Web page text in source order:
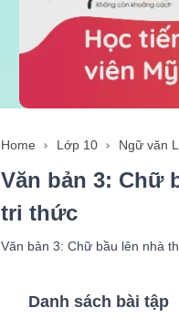
Home Lớp 10 Ngữ văn
Văn bản 3: Chữ
tri thức
Văn bản 3: Chữ bầu lên nhà
Danh sách bài tập